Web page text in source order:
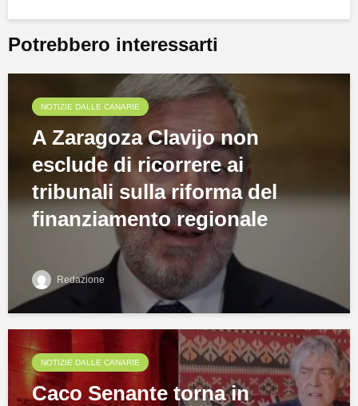
Potrebbero interessarti
NOTIZIE DALLE CANARIE
A Zaragoza Clavijo non
esclude di ricorrere ai
tribunali sulla riforma del
finanziamento regionale
Redazione
NOTIZIE DALLE CANARIE
Caco Senante torna in